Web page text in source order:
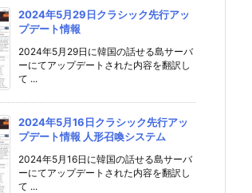
2024年5月29日クラシック先行アッ
プデート情報
2024年5月29日に韓国の話せる島サーバ
ーにてアップデートされた内容を翻訳し
て ...
2024年5月16日クラシック先行アッ
プデート情報 人形召喚システム
2024年5月16日に韓国の話せる島サーバ
ーにてアップデートされた内容を翻訳し
て ...